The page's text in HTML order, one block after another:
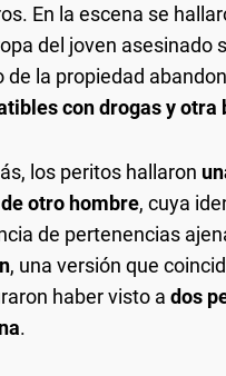
En la escena se
del joven asesinado
de la propiedad
con drogas y otra
los peritos hallaron
otro hombre, cuya
de pertenencias
, una versión que
haber visto a dos
.